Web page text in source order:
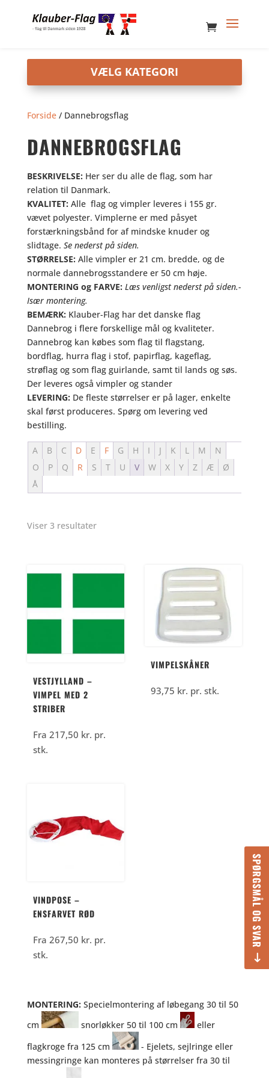
SPØRGSMÅL OG SVAR
Forside/ Dannebrogsflag
DANNEBROGSFLAG
BESKRIVELSE: Her ser du alle de flag, som har
relation til Danmark.
KVALITET: Alle flag og vimpler leveres i 155 gr.
vævet polyester. Vimplerne er med påsyet
forstærkningsbånd for af mindske knuder og
slidtage. Se nederst på siden.
STØRRELSE: Alle vimpler er 21 cm. bredde, og de
normale dannebrogsstandere er 50 cm høje.
MONTERING og FARVE: Læs venligst nederst på siden.-
Især montering.
BEMÆRK: Klauber-Flag har det danske flag
Dannebrog i flere forskellige mål og kvaliteter.
Dannebrog kan købes som flag til flagstang,
bordflag, hurra flag i stof, papirflag, kageflag,
strøflag og som flag guirlande, samt til lands og søs.
Der leveres også vimpler og stander
LEVERING: De fleste størrelser er på lager, enkelte
skal først produceres. Spørg om levering ved
bestilling.
A B C D E F G H I J K L M
N
O
P Q R S T U V W X Y Z Æ
Ø
Å
Viser 3 resultater
VESTJYLLAND –
VIMPEL MED 2
STRIBER
Fra 217,50 kr. pr.
stk.
VIMPELSKÅNER
93,75 kr. pr. stk.
VINDPOSE –
ENSFARVET RØD
Fra 267,50 kr. pr.
stk.
MONTERING: Specielmontering af løbegang 30 til 50
cm
snorløkker 50 til 100 cm
eller
flagkroge fra 125 cm
- Ejelets, sejlringe eller
messingringe kan monteres på størrelser fra 30 til